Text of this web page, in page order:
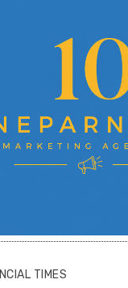
TIMES